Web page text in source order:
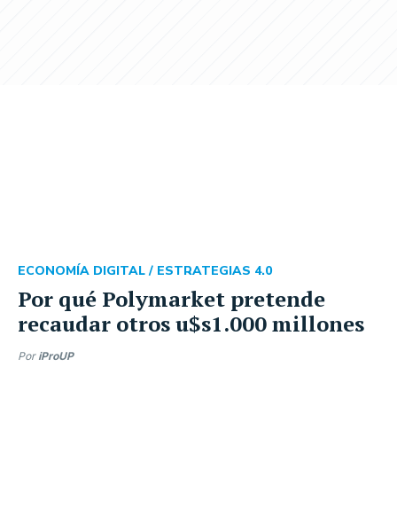
Por qué Polymarket pretende
recaudar otros u$s1.000 millones
ECONOMÍA DIGITAL / ESTRATEGIAS 4.0
Por iProUP